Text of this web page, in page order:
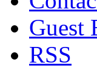
Guest
RSS